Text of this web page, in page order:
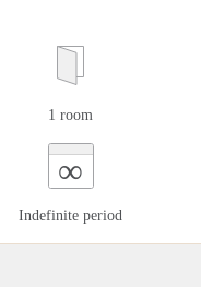
1 room
∞
Indefinite period